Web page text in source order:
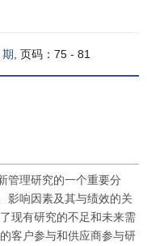
, 页码：75 - 81
管理研究的一个重要分
影响因素及其与绩效的关
现有研究的不足和未来需
客户参与和供应商参与研